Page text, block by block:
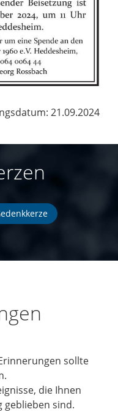
21.09.2024
sollte
die Ihnen
geblieben sind.